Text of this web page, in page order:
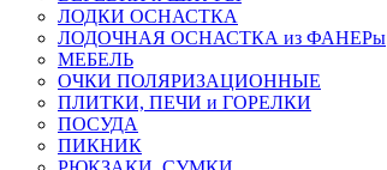
ЛОДКИ ОСНАСТКА
ЛОДОЧНАЯ ОСНАСТКА из ФАНЕРы
МЕБЕЛЬ
ОЧКИ ПОЛЯРИЗАЦИОННЫЕ
ПЛИТКИ, ПЕЧИ и ГОРЕЛКИ
ПОСУДА
ПИКНИК